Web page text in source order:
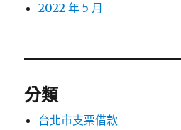
2022 年 5 月
分類
台北市支票借款